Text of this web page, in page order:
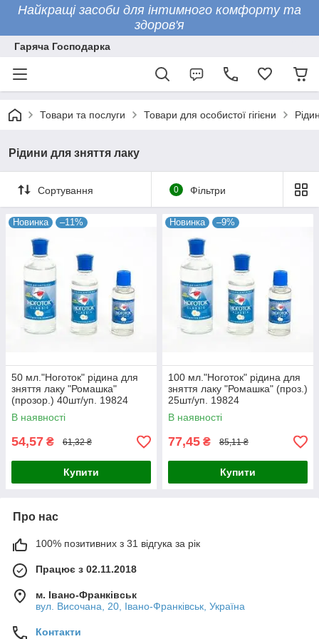
Найкращі засоби для інтимного комфорту та
здоров'я
Гаряча Господарка
Товари та послуги Товари для особистої гігієни
Рідини для зняття лаку
Сортування 0 Фільтри
Новинка –11%
50 мл."Ноготок" рідина для
зняття лаку "Ромашка"
(прозор.) 40шт/уп. 19824
В наявності
54,57 ₴ 61,32 ₴
Купити
Новинка –9%
100 мл."Ноготок" рідина для
зняття лаку "Ромашка" (проз.)
25шт/уп. 19824
В наявності
77,45 ₴ 85,11 ₴
Купити
Про нас
100% позитивних з 31 відгука за рік
Працює з 02.11.2018
м. Івано-Франківськ
вул. Височана, 20, Івано-Франківськ, Україна
Контакти